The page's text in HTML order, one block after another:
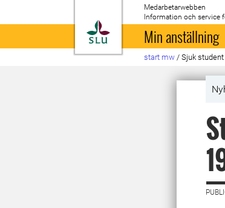
Till startsida
Medarbetarwebben
Information och service
Min anställning
start mw / Sjuk student